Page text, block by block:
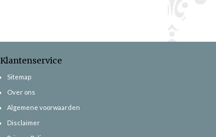
Klantenservice
Sitemap
Over ons
Algemene voorwaarden
Disclaimer